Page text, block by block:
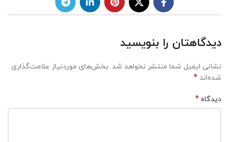
دیدگاهتان را بنویسید
نشانی ایمیل شما منتشر نخواهد شد. بخش‌های موردنیاز علامت‌گذاری
شده‌اند *
دیدگاه *